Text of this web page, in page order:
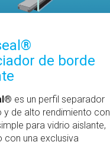
de borde
es un perfil separador
y de alto rendimiento con
para vidrio aislante,
con una exclusiva